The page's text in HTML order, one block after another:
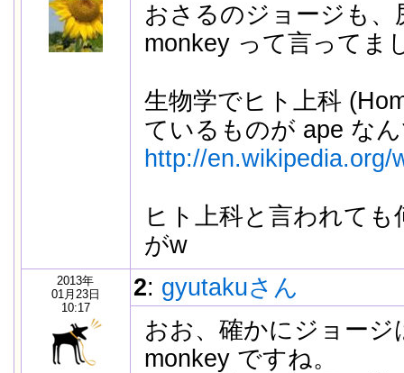
おさるのジョージも、
monkey って言ってま
生物学でヒト上科
ているものが ape な
http://en.wikipedia.org/
ヒト上科と言われて
がw
2013年
01月23日
10:17
2: gyutakuさん
おお、確かにジョージ
monkey ですね。